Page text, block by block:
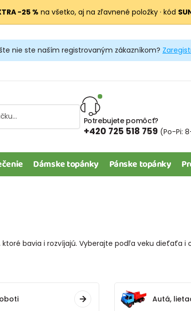
−25 % na všetko, aj na zľavnené položky · kód
nie ste naším registrovaným zákazníkom?
Potrebujete pomôcť?
+420 725 518 759 (Po-Pi:
Dámske topánky Pánske topánky
bavia i rozvíjajú. Vyberajte podľa veku dieťaťa
Autá,